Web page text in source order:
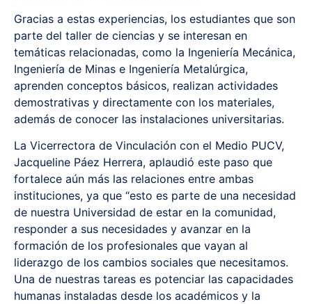
Gracias a estas experiencias, los estudiantes que son
parte del taller de ciencias y se interesan en
temáticas relacionadas, como la Ingeniería Mecánica,
Ingeniería de Minas e Ingeniería Metalúrgica,
aprenden conceptos básicos, realizan actividades
demostrativas y directamente con los materiales,
además de conocer las instalaciones universitarias.
La Vicerrectora de Vinculación con el Medio PUCV,
Jacqueline Páez Herrera, aplaudió este paso que
fortalece aún más las relaciones entre ambas
instituciones, ya que “esto es parte de una necesidad
de nuestra Universidad de estar en la comunidad,
responder a sus necesidades y avanzar en la
formación de los profesionales que vayan al
liderazgo de los cambios sociales que necesitamos.
Una de nuestras tareas es potenciar las capacidades
humanas instaladas desde los académicos y la